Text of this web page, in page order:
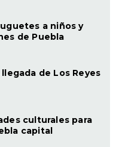
a niños y
de Puebla
de Los Reyes
culturales para
capital